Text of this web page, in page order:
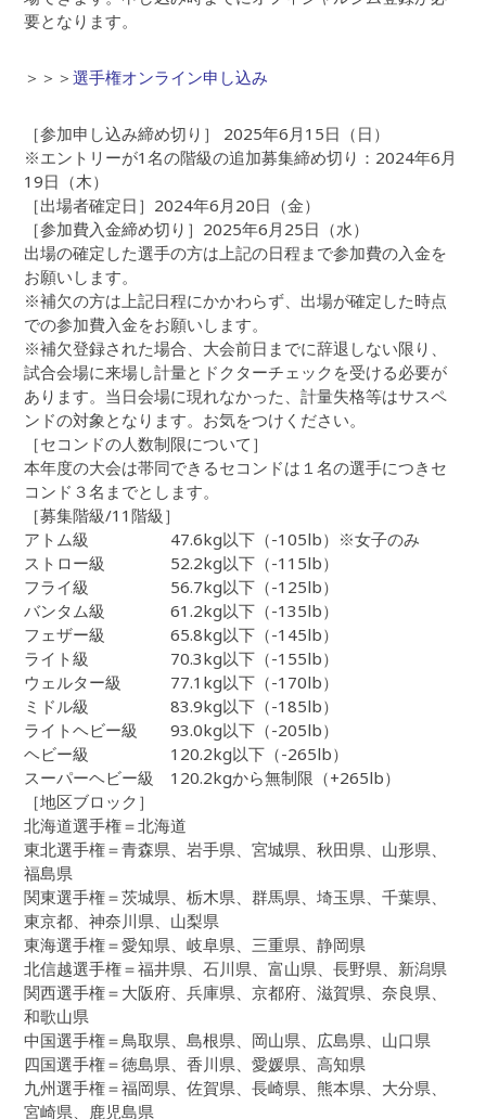
要となります。
＞＞＞選手権オンライン申し込み
［参加申し込み締め切り］ 2025年6月15日（日）
※エントリーが1名の階級の追加募集締め切り：2024年6月
19日（木）
［出場者確定日］2024年6月20日（金）
［参加費入金締め切り］2025年6月25日（水）
出場の確定した選手の方は上記の日程まで参加費の入金を
お願いします。
※補欠の方は上記日程にかかわらず、出場が確定した時点
での参加費入金をお願いします。
※補欠登録された場合、大会前日までに辞退しない限り、
試合会場に来場し計量とドクターチェックを受ける必要が
あります。当日会場に現れなかった、計量失格等はサスペ
ンドの対象となります。お気をつけください。
［セコンドの人数制限について］
本年度の大会は帯同できるセコンドは１名の選手につきセ
コンド３名までとします。
［募集階級/11階級］
アトム級 47.6kg以下（-105lb）※女子のみ
ストロー級 52.2kg以下（-115lb）
フライ級 56.7kg以下（-125lb）
バンタム級 61.2kg以下（-135lb）
フェザー級 65.8kg以下（-145lb）
ライト級 70.3kg以下（-155lb）
ウェルター級 77.1kg以下（-170lb）
ミドル級 83.9kg以下（-185lb）
ライトヘビー級 93.0kg以下（-205lb）
ヘビー級 120.2kg以下（-265lb）
スーパーヘビー級 120.2kgから無制限（+265lb）
［地区ブロック］
北海道選手権＝北海道
東北選手権＝青森県、岩手県、宮城県、秋田県、山形県、
福島県
関東選手権＝茨城県、栃木県、群馬県、埼玉県、千葉県、
東京都、神奈川県、山梨県
東海選手権＝愛知県、岐阜県、三重県、静岡県
北信越選手権＝福井県、石川県、富山県、長野県、新潟県
関西選手権＝大阪府、兵庫県、京都府、滋賀県、奈良県、
和歌山県
中国選手権＝鳥取県、島根県、岡山県、広島県、山口県
四国選手権＝徳島県、香川県、愛媛県、高知県
九州選手権＝福岡県、佐賀県、長崎県、熊本県、大分県、
宮崎県、鹿児島県